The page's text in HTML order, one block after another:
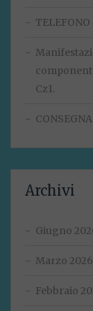
TELEFONO
Cz1.
Archivi
Giugno
Marzo 2026
Febbraio